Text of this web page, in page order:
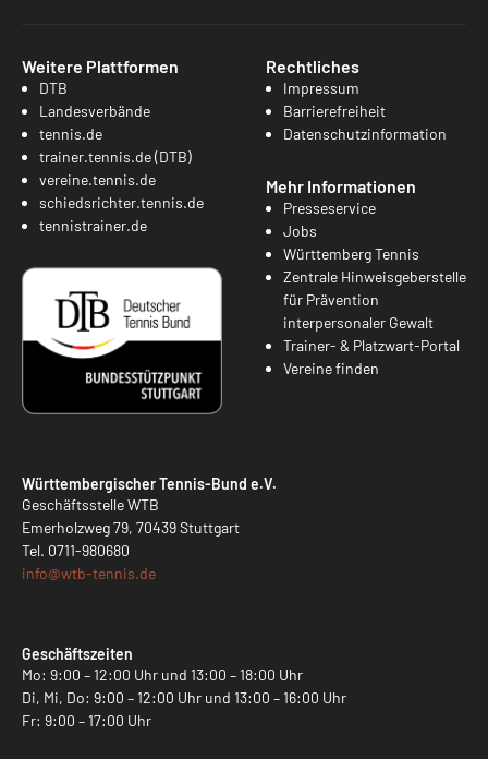
Weitere Plattformen
DTB
Landesverbände
tennis.de
trainer.tennis.de (DTB)
vereine.tennis.de
schiedsrichter.tennis.de
tennistrainer.de
Rechtliches
Impressum
Barrierefreiheit
Datenschutzinformation
Mehr Informationen
Presseservice
Jobs
Württemberg Tennis
Zentrale Hinweisgeberstelle
für Prävention
interpersonaler Gewalt
Trainer- & Platzwart-Portal
Vereine finden
Württembergischer Tennis-Bund e.V.
Geschäftsstelle WTB
Emerholzweg 79, 70439 Stuttgart
Tel. 0711-980680
info@wtb-tennis.de
Geschäftszeiten
Mo: 9:00 – 12:00 Uhr und 13:00 – 18:00 Uhr
Di, Mi, Do: 9:00 – 12:00 Uhr und 13:00 – 16:00 Uhr
Fr: 9:00 – 17:00 Uhr